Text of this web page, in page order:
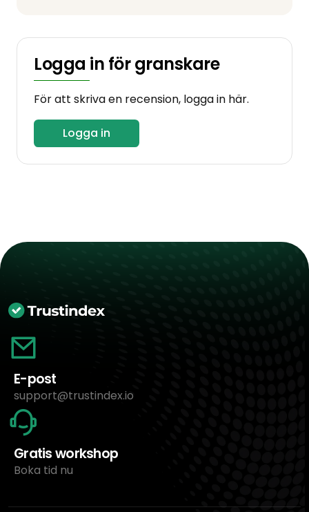
Logga in för granskare
För att skriva en recension, logga in här.
Logga in
E-post
support@trustindex.io
Gratis workshop
Boka tid nu